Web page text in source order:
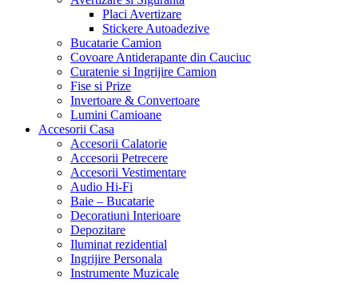
Placi Avertizare
Stickere Autoadezive
Bucatarie Camion
Covoare Antiderapante din Cauciuc
Curatenie si Ingrijire Camion
Fise si Prize
Invertoare & Convertoare
Lumini Camioane
Accesorii Casa
Accesorii Calatorie
Accesorii Petrecere
Accesorii Vestimentare
Audio Hi-Fi
Baie – Bucatarie
Decoratiuni Interioare
Depozitare
Iluminat rezidential
Ingrijire Personala
Instrumente Muzicale